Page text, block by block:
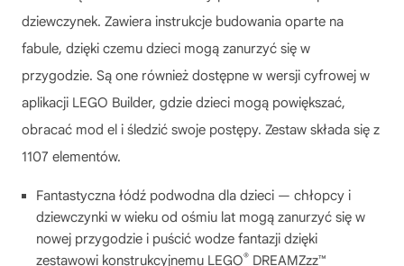
dziewczynek. Zawiera instrukcje budowania oparte na
fabule, dzięki czemu dzieci mogą zanurzyć się w
przygodzie. Są one również dostępne w wersji cyfrowej w
aplikacji LEGO Builder, gdzie dzieci mogą powiększać,
obracać mod el i śledzić swoje postępy. Zestaw składa się z
1107 elementów.
Fantastyczna łódź podwodna dla dzieci — chłopcy i
dziewczynki w wieku od ośmiu lat mogą zanurzyć się w
nowej przygodzie i puścić wodze fantazji dzięki
zestawowi konstrukcyjnemu LEGO® DREAMZzz™